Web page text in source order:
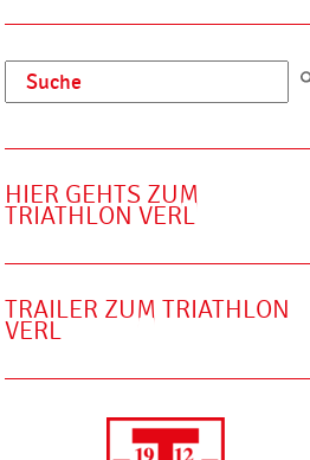
HIER GEHTS ZUM
TRIATHLON VERL
TRAILER ZUM TRIATHLON
VERL